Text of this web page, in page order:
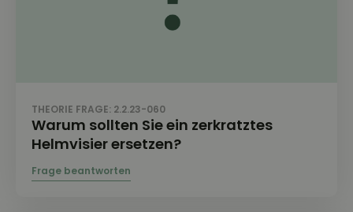
THEORIE FRAGE: 2.2.23-060
Warum sollten Sie ein zerkratztes
Helmvisier ersetzen?